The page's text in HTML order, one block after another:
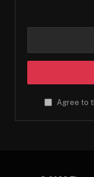
Agree to